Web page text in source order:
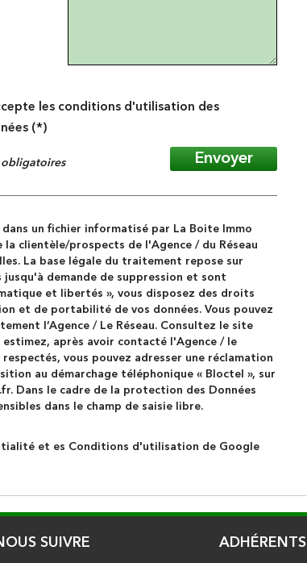
les conditions d'utilisation des
(*)
Envoyer
obligatoires
un fichier informatisé par La Boite Immo
clientèle/prospects de l'Agence / du Réseau
La base légale du traitement repose sur
demande de suppression et sont
et libertés », vous disposez des droits
et de portabilité de vos données. Vous pouvez
l’Agence / Le Réseau. Consultez le site
après avoir contacté l'Agence / le
vous pouvez adresser une réclamation
au démarchage téléphonique « Bloctel », sur
. Dans le cadre de la protection des Données
dans le champ de saisie libre.
et es Conditions d'utilisation de Google
SUIVRE ADHÉRENTS